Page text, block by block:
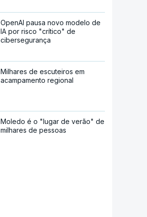
OpenAI pausa novo modelo de
IA por risco "crítico" de
cibersegurança
Milhares de escuteiros em
acampamento regional
Moledo é o "lugar de verão" de
milhares de pessoas